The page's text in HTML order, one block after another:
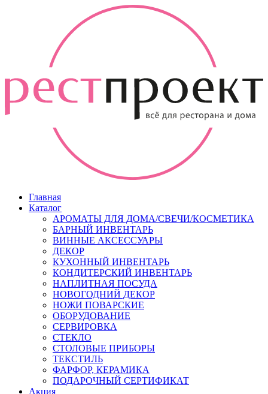
Главная
Каталог
АРОМАТЫ ДЛЯ ДОМА/СВЕЧИ/КОСМЕТИКА
БАРНЫЙ ИНВЕНТАРЬ
ВИННЫЕ АКСЕССУАРЫ
ДЕКОР
КУХОННЫЙ ИНВЕНТАРЬ
КОНДИТЕРСКИЙ ИНВЕНТАРЬ
НАПЛИТНАЯ ПОСУДА
НОВОГОДНИЙ ДЕКОР
НОЖИ ПОВАРСКИЕ
ОБОРУДОВАНИЕ
СЕРВИРОВКА
СТЕКЛО
СТОЛОВЫЕ ПРИБОРЫ
ТЕКСТИЛЬ
ФАРФОР, КЕРАМИКА
ПОДАРОЧНЫЙ СЕРТИФИКАТ
Акция